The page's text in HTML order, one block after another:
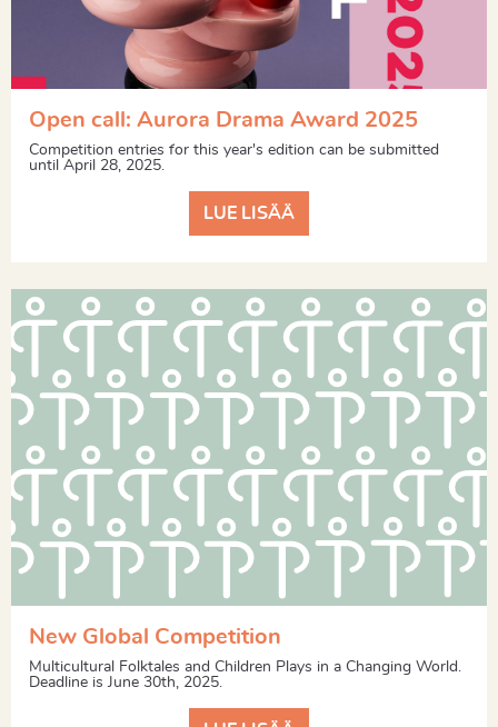
Open call: Aurora Drama Award 2025
Competition entries for this year's edition can be submitted
until April 28, 2025.
LUE LISÄÄ
New Global Competition
Multicultural Folktales and Children Plays in a Changing World.
Deadline is June 30th, 2025.